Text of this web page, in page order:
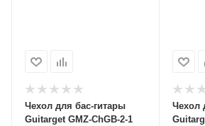
Чехол для бас-гитары
Guitarget GMZ-ChGB-2-1
Чехол